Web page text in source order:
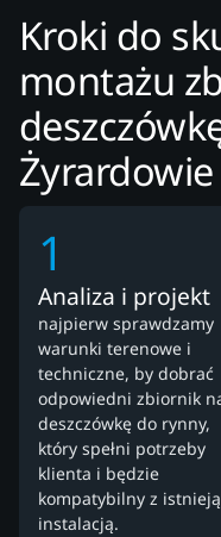
Kroki do
montażu
Żyrardowie
1
Analiza i projekt
najpierw sprawdzamy
warunki terenowe i
techniczne, by dobrać
odpowiedni zbiornik
deszczówkę do rynny,
który spełni potrzeby
klienta i będzie
kompatybilny z
instalacją.